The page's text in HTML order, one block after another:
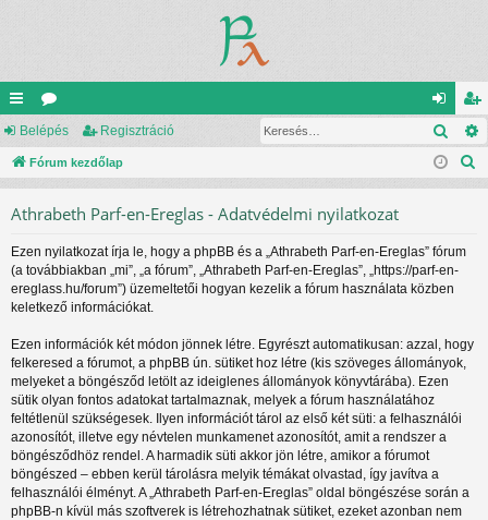
yo
rs
k
ór
u
el
ép
eg
is
Belépés Regisztráció
Fórum kezdőlap
Athrabeth Parf-en-Ereglas - Adatvédelmi nyilatkozat
Ezen nyilatkozat írja le, hogy a phpBB és a „Athrabeth Parf-en-Ereglas” fórum
(a továbbiakban „mi”, „a fórum”, „Athrabeth Parf-en-Ereglas”, „https://parf-en-
ereglass.hu/forum”) üzemeltetői hogyan kezelik a fórum használata közben
keletkező információkat.
Ezen információk két módon jönnek létre. Egyrészt automatikusan: azzal, hogy
felkeresed a fórumot, a phpBB ún. sütiket hoz létre (kis szöveges állományok,
melyeket a böngésződ letölt az ideiglenes állományok könyvtárába). Ezen
sütik olyan fontos adatokat tartalmaznak, melyek a fórum használatához
feltétlenül szükségesek. Ilyen információt tárol az első két süti: a felhasználói
azonosítót, illetve egy névtelen munkamenet azonosítót, amit a rendszer a
böngésződhöz rendel. A harmadik süti akkor jön létre, amikor a fórumot
böngészed – ebben kerül tárolásra melyik témákat olvastad, így javítva a
felhasználói élményt. A „Athrabeth Parf-en-Ereglas” oldal böngészése során a
phpBB-n kívül más szoftverek is létrehozhatnak sütiket, ezeket azonban nem